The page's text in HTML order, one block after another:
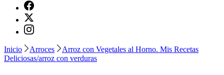
Inicio Arroces
Arroz con Vegetales al Horno. Mis Recetas
Deliciosas/arroz con verduras